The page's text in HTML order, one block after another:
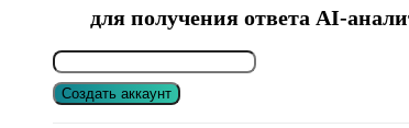
для получения ответа AI-
Создать аккаунт